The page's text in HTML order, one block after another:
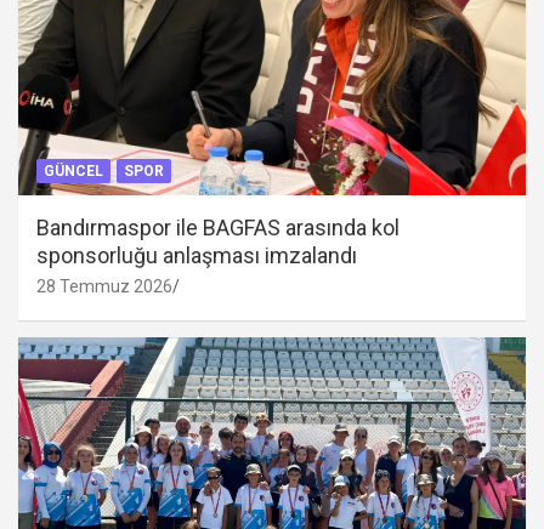
GÜNCEL SPOR
Bandırmaspor ile BAGFAS arasında kol
sponsorluğu anlaşması imzalandı
28 Temmuz 2026